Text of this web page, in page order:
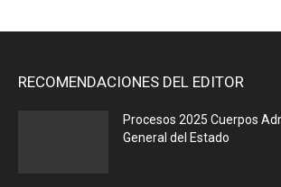
RECOMENDACIONES DEL EDITOR
Procesos 2025 Cuerpos
General del Estado